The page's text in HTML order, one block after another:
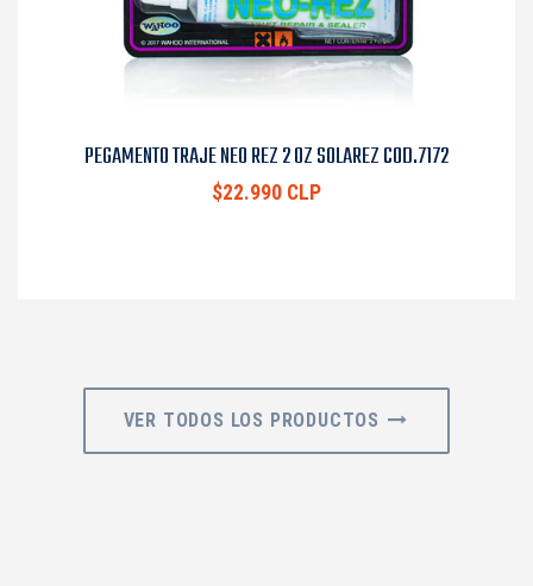
PEGAMENTO TRAJE NEO REZ 2 OZ SOLAREZ COD.7172
$22.990 CLP
VER TODOS LOS PRODUCTOS